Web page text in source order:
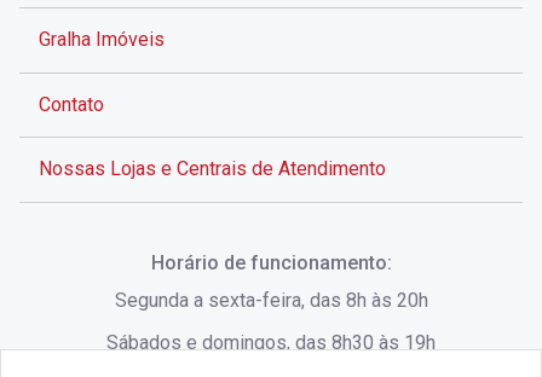
Gralha Imóveis
Contato
Nossas Lojas e Centrais de Atendimento
Horário de funcionamento:
Segunda a sexta-feira, das 8h às 20h
Sábados e domingos, das 8h30 às 19h